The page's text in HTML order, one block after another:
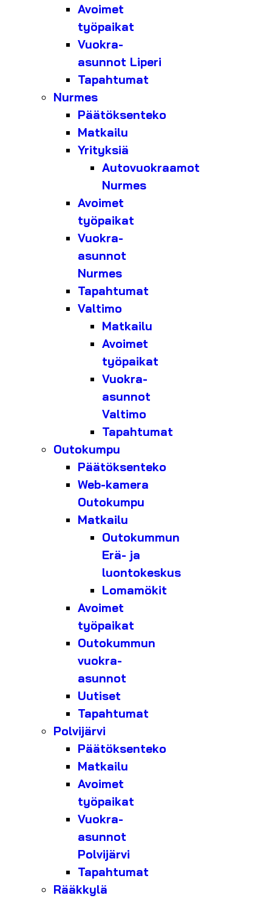
Avoimet
työpaikat
Vuokra-
asunnot Liperi
Tapahtumat
Nurmes
Päätöksenteko
Matkailu
Yrityksiä
Autovuokraamot
Nurmes
Avoimet
työpaikat
Vuokra-
asunnot
Nurmes
Tapahtumat
Valtimo
Matkailu
Avoimet
työpaikat
Vuokra-
asunnot
Valtimo
Tapahtumat
Outokumpu
Päätöksenteko
Web-kamera
Outokumpu
Matkailu
Outokummun
Erä- ja
luontokeskus
Lomamökit
Avoimet
työpaikat
Outokummun
vuokra-
asunnot
Uutiset
Tapahtumat
Polvijärvi
Päätöksenteko
Matkailu
Avoimet
työpaikat
Vuokra-
asunnot
Polvijärvi
Tapahtumat
Rääkkylä